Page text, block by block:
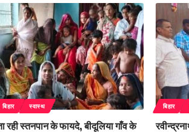
बिहार स्वास्थ
रही स्तनपान के फायदे, बीदूलिया गाँव के
बिहार